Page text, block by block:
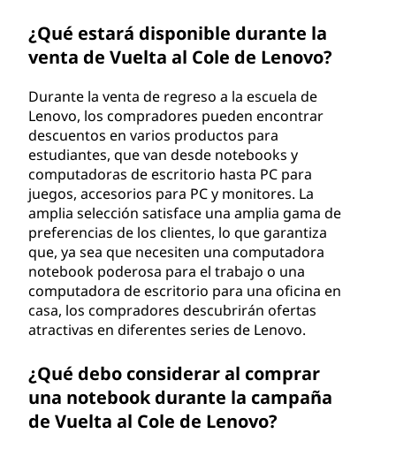
¿Qué estará disponible durante la
venta de Vuelta al Cole de Lenovo?
Durante la venta de regreso a la escuela de
Lenovo, los compradores pueden encontrar
descuentos en varios productos para
estudiantes, que van desde notebooks y
computadoras de escritorio hasta PC para
juegos, accesorios para PC y monitores. La
amplia selección satisface una amplia gama de
preferencias de los clientes, lo que garantiza
que, ya sea que necesiten una computadora
notebook poderosa para el trabajo o una
computadora de escritorio para una oficina en
casa, los compradores descubrirán ofertas
atractivas en diferentes series de Lenovo.
¿Qué debo considerar al comprar
una notebook durante la campaña
de Vuelta al Cole de Lenovo?